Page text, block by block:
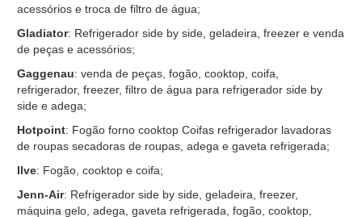
acessórios e troca de filtro de água;
Gladiator: Refrigerador side by side, geladeira, freezer e venda
de peças e acessórios;
Gaggenau: venda de peças, fogão, cooktop, coifa,
refrigerador, freezer, filtro de água para refrigerador side by
side e adega;
Hotpoint: Fogão forno cooktop Coifas refrigerador lavadoras
de roupas secadoras de roupas, adega e gaveta refrigerada;
Ilve: Fogão, cooktop e coifa;
Jenn-Air: Refrigerador side by side, geladeira, freezer,
máquina gelo, adega, gaveta refrigerada, fogão, cooktop,